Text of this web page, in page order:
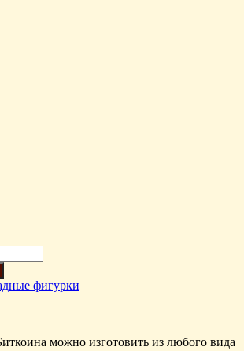
фигурки
можно изготовить из любого вида